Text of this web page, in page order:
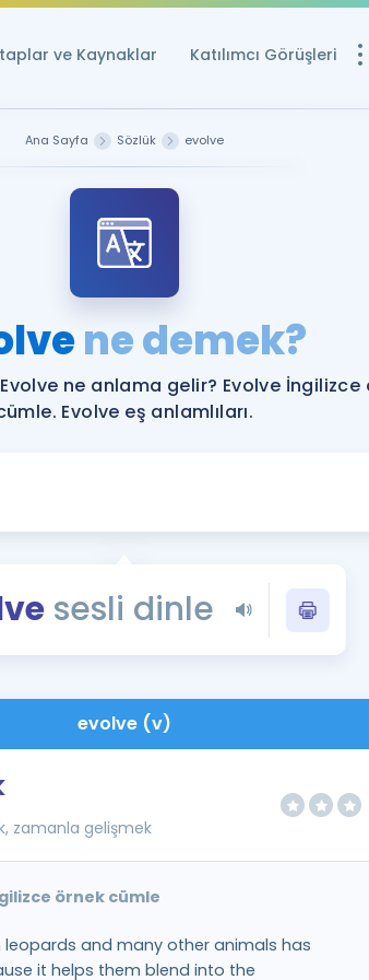
ve Kaynaklar Katılımcı Görüşleri
YDS ve YÖKDİL
Rehberlik Aracı
YDS ve YÖKDİL'e
Tüm ÖSYM
YDS - YÖKDİL
İngilizce Gramer
Ana Sayfa Sözlük evolve
ne demek?
ne anlama gelir? Evolve İngilizce
Evolve eş anlamlıları.
sesli dinle
evolve (v)
zamanla gelişmek
örnek cümle
leopards and many other animals has
it helps them blend into the